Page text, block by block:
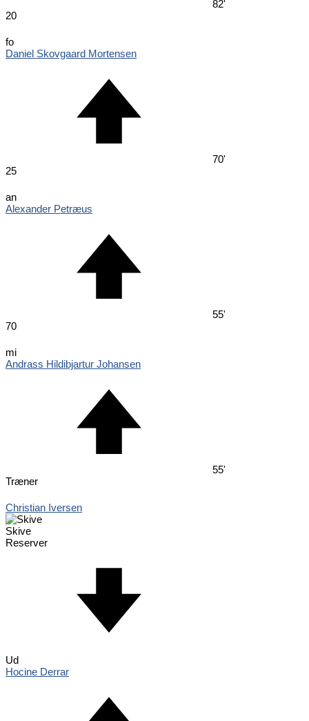
82'
20
fo
Daniel Skovgaard Mortensen
70'
25
an
Alexander Petræus
55'
70
mi
Andrass Hildibjartur Johansen
55'
Træner
Christian Iversen
Skive
Reserver
Ud
Hocine Derrar